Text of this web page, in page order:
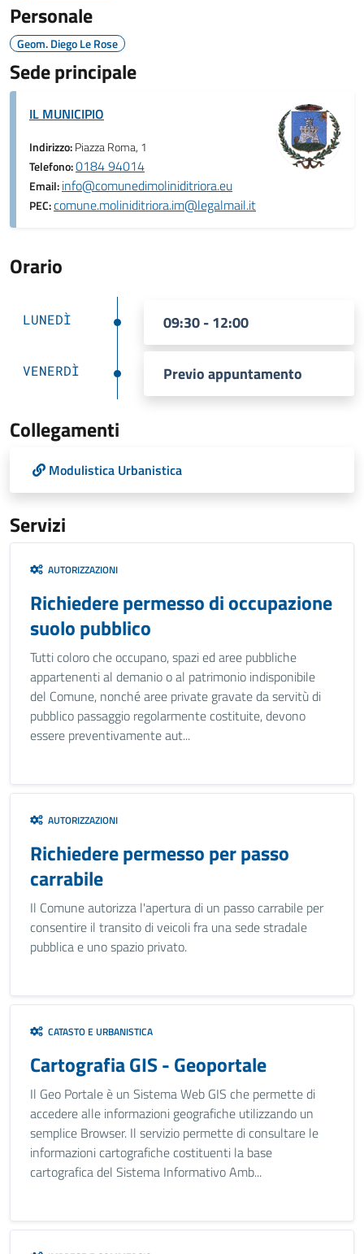
Personale
Geom. Diego Le Rose
Sede principale
IL MUNICIPIO
Indirizzo:Piazza Roma, 1
Telefono:0184 94014
Email:info@comunedimoliniditriora.eu
PEC:comune.moliniditriora.im@legalmail.it
Orario
LUNEDÌ 09:30 - 12:00
VENERDÌ Previo appuntamento
Collegamenti
Modulistica Urbanistica
Servizi
AUTORIZZAZIONI
Richiedere permesso di occupazione
suolo pubblico
Tutti coloro che occupano, spazi ed aree pubbliche
appartenenti al demanio o al patrimonio indisponibile
del Comune, nonché aree private gravate da servitù di
pubblico passaggio regolarmente costituite, devono
essere preventivamente aut...
AUTORIZZAZIONI
Richiedere permesso per passo
carrabile
Il Comune autorizza l'apertura di un passo carrabile per
consentire il transito di veicoli fra una sede stradale
pubblica e uno spazio privato.
CATASTO E URBANISTICA
Cartografia GIS - Geoportale
Il Geo Portale è un Sistema Web GIS che permette di
accedere alle informazioni geografiche utilizzando un
semplice Browser. Il servizio permette di consultare le
informazioni cartografiche costituenti la base
cartografica del Sistema Informativo Amb...